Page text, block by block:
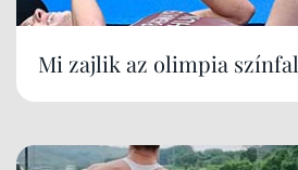
Mi zajlik az olimpia